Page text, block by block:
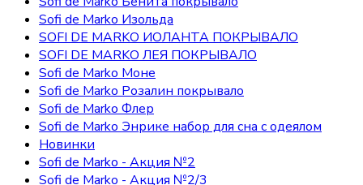
Sofi de Marko Изольда
SOFI DE MARKO ИОЛАНТА ПОКРЫВАЛО
SOFI DE MARKO ЛЕЯ ПОКРЫВАЛО
Sofi de Marko Моне
Sofi de Marko Розалин покрывало
Sofi de Marko Флер
Sofi de Marko Энрике набор для сна с одеялом
Новинки
Sofi de Marko - Акция №2
Sofi de Marko - Акция №2/3